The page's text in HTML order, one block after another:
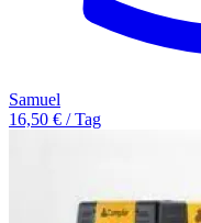
Samuel
16,50 € / Tag